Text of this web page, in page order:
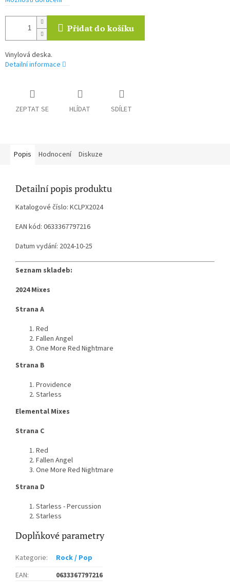
Přidat do košíku
Vinylová deska.
Detailní informace
ZEPTAT SE HLÍDAT SDÍLET
Popis Hodnocení Diskuze
Detailní popis produktu
Katalogové číslo: KCLPX2024
EAN kód: 0633367797216
Datum vydání: 2024-10-25
Seznam skladeb:
2024 Mixes
Strana A
Red
Fallen Angel
One More Red Nightmare
Strana B
Providence
Starless
Elemental Mixes
Strana C
Red
Fallen Angel
One More Red Nightmare
Strana D
Starless - Percussion
Starless
Doplňkové parametry
Kategorie:
Rock / Pop
EAN: 0633367797216